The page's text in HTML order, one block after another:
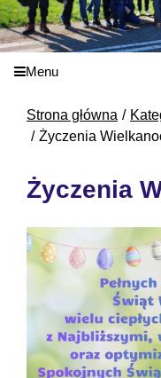
Menu
Strona główna
Życzenia
Życzenia